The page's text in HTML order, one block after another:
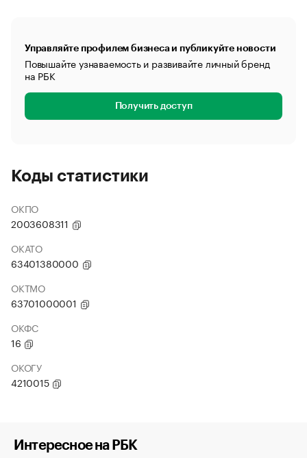
Управляйте профилем бизнеса и публикуйте новости
Повышайте узнаваемость и развивайте личный бренд
на РБК
Получить доступ
Коды статистики
ОКПО
2003608311
ОКАТО
63401380000
ОКТМО
63701000001
ОКФС
16
ОКОГУ
4210015
Интересное на РБК